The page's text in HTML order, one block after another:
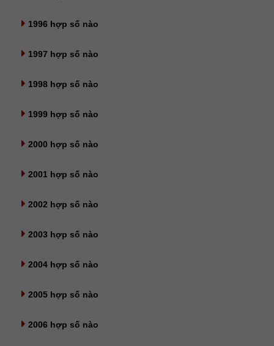
1996 hợp số nào
1997 hợp số nào
1998 hợp số nào
1999 hợp số nào
2000 hợp số nào
2001 hợp số nào
2002 hợp số nào
2003 hợp số nào
2004 hợp số nào
2005 hợp số nào
2006 hợp số nào